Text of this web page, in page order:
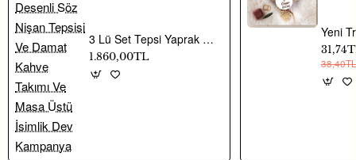
3 Lü Set Tepsi Yaprak Desenli Söz Nişan Tepsisi Ve Damat Kahve Takımı Ve Masa Üstü İsimlik Dev Kampanya
1.860,00TL
38,40TL